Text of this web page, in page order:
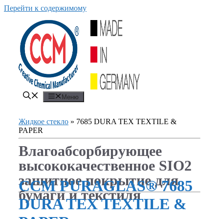
Перейти к содержимому
Меню
Жидкое стекло » 7685 DURA TEX TEXTILE &
PAPER
Влагоабсорбирующее
высококачественное SIO2
защитное покрытие для
бумаги и текстиля
CCM PURAGLAS® 7685
DURA TEX TEXTILE &